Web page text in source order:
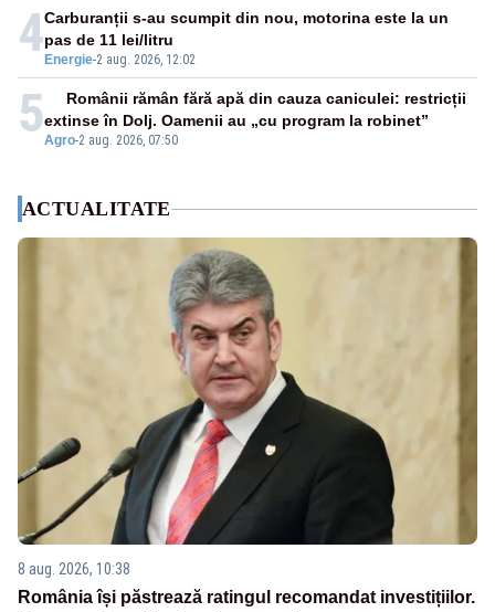
4 Energie-2 aug. 2026, 12:02
Carburanții s-au scumpit din nou, motorina este la un
pas de 11 lei/litru
5Agro-2 aug. 2026, 07:50
Românii rămân fără apă din cauza caniculei: restricții
extinse în Dolj. Oamenii au „cu program la robinet”
ACTUALITATE
8 aug. 2026, 10:38
România își păstrează ratingul recomandat investițiilor.